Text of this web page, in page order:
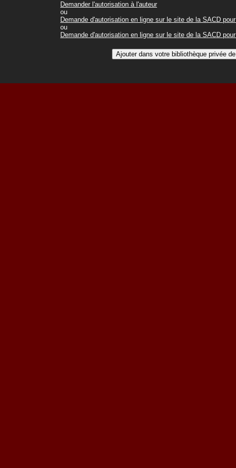
Demander l'autorisation à l'auteur
ou
Demande d'autorisation en ligne sur le site de la SACD pour
ou
Demande d'autorisation en ligne sur le site de la SACD pour